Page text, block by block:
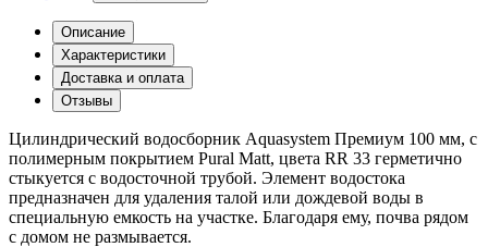
Описание
Характеристики
Доставка и оплата
Отзывы
Цилиндрический водосборник Aquasystem Премиум 100 мм, с
полимерным покрытием Pural Matt, цвета RR 33 герметично
стыкуется с водосточной трубой. Элемент водостока
предназначен для удаления талой или дождевой воды в
специальную емкость на участке. Благодаря ему, почва рядом
с домом не размывается.